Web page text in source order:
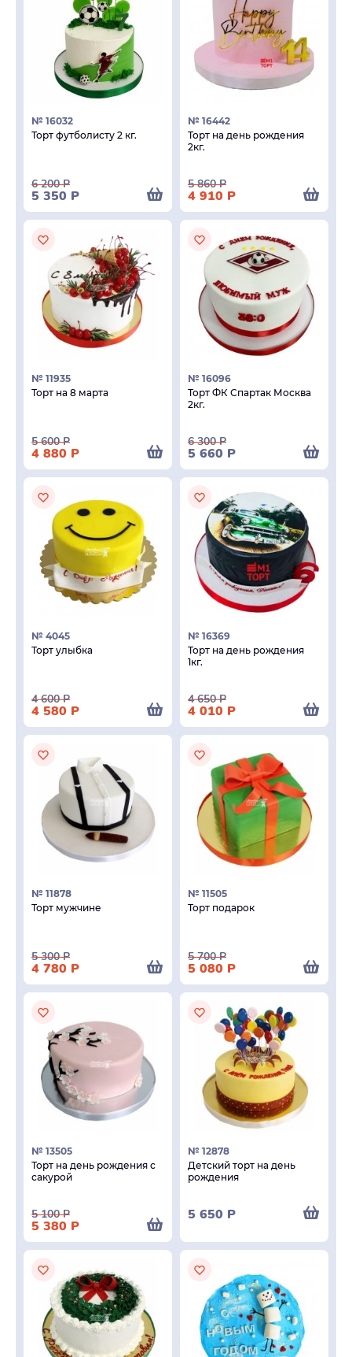
№ 16032
Торт футболисту 2 кг.
6 200Р
5 350 Р
№ 16442
Торт на день рождения
2кг.
5 860Р
4 910 Р
№ 11935
Торт на 8 марта
5 600Р
4 880 Р
№ 16096
Торт ФК Спартак Москва
2кг.
6 300Р
5 660 Р
№ 4045
Торт улыбка
4 600Р
4 580 Р
№ 16369
Торт на день рождения
1кг.
4 650Р
4 010 Р
№ 11878
Торт мужчине
5 300Р
4 780 Р
№ 11505
Торт подарок
5 700Р
5 080 Р
№ 13505
Торт на день рождения с
сакурой
5 100Р
5 380 Р
№ 12878
Детский торт на день
рождения
5 650 Р